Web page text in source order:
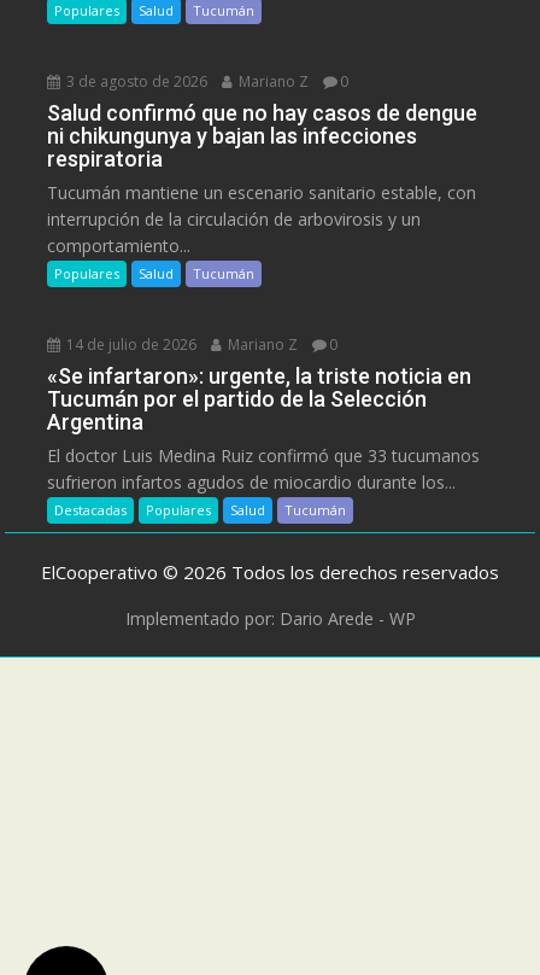
Populares Salud Tucumán
3 de agosto de 2026 Mariano Z 0
Salud confirmó que no hay casos de dengue
ni chikungunya y bajan las infecciones
respiratoria
Tucumán mantiene un escenario sanitario estable, con
interrupción de la circulación de arbovirosis y un
comportamiento...
Populares Salud Tucumán
14 de julio de 2026 Mariano Z 0
«Se infartaron»: urgente, la triste noticia en
Tucumán por el partido de la Selección
Argentina
El doctor Luis Medina Ruiz confirmó que 33 tucumanos
sufrieron infartos agudos de miocardio durante los...
Destacadas Populares Salud Tucumán
ElCooperativo © 2026 Todos los derechos reservados